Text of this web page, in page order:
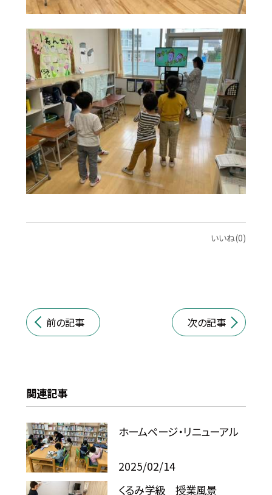
いいね(0)
前の記事 次の記事
関連記事
ホームページ・リニューアル
2025/02/14
くるみ学級 授業風景